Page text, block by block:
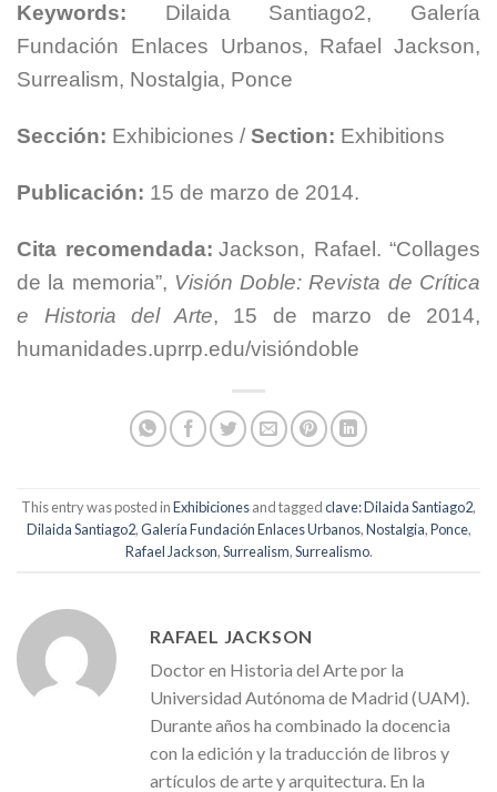
Keywords: Dilaida Santiago2, Galería
Fundación Enlaces Urbanos, Rafael Jackson,
Surrealism, Nostalgia, Ponce
Sección: Exhibiciones / Section: Exhibitions
Publicación: 15 de marzo de 2014.
Cita recomendada: Jackson, Rafael. “Collages
de la memoria”, Visión Doble: Revista de Crítica
e Historia del Arte, 15 de marzo de 2014,
humanidades.uprrp.edu/visióndoble
This entry was posted inExhibicionesand taggedclave: Dilaida Santiago2,
Dilaida Santiago2,Galería Fundación Enlaces Urbanos,Nostalgia,Ponce,
Rafael Jackson,Surrealism,Surrealismo.
RAFAEL JACKSON
Doctor en Historia del Arte por la
Universidad Autónoma de Madrid (UAM).
Durante años ha combinado la docencia
con la edición y la traducción de libros y
artículos de arte y arquitectura. En la